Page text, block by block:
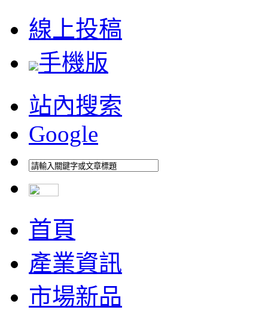
線上投稿
手機版
站內搜索
Google
首頁
產業資訊
市場新品